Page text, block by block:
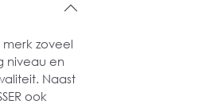
merk zoveel
niveau en
Naast
ook